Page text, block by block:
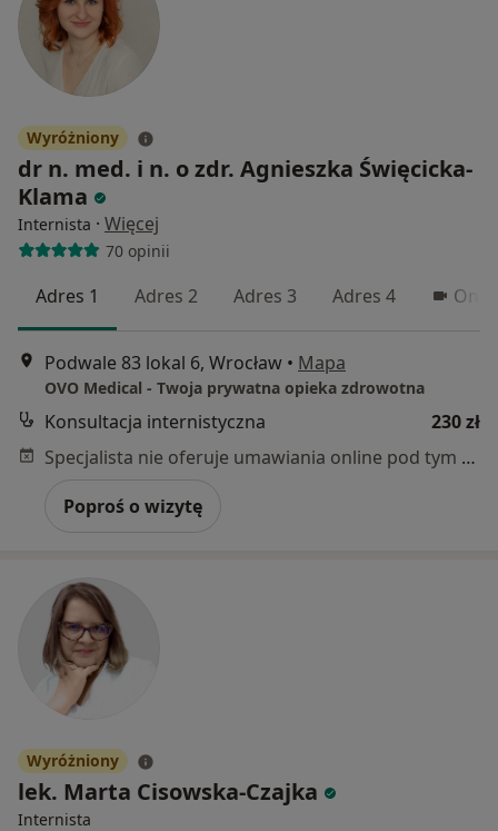
Wyróżniony
dr n. med. i n. o zdr. Agnieszka Święcicka-
Klama
Internista · Więcej
70 opinii
Adres 1 Adres 2 Adres 3 Adres 4
Podwale 83 lokal 6, Wrocław • Mapa
OVO Medical - Twoja prywatna opieka zdrowotna
Konsultacja internistyczna
230 zł
Specjalista nie oferuje umawiania online pod tym adresem.
Poproś o wizytę
Wyróżniony
lek. Marta Cisowska-Czajka
Internista